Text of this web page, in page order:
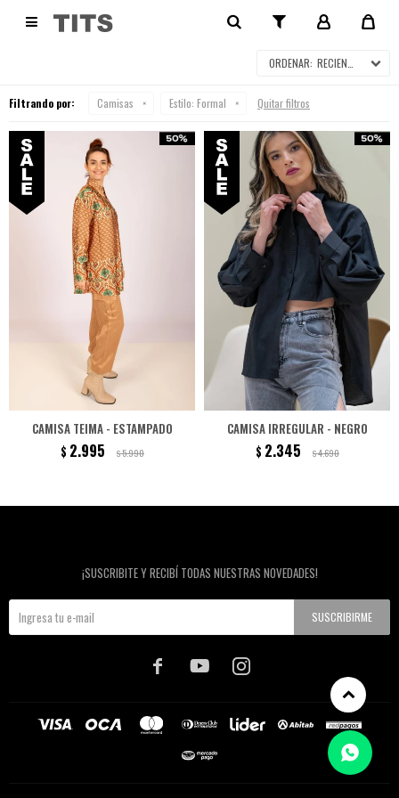
 CAMISAS EN SALE
RECIENTES
Filtrando por: Camisas Estilo: Formal Quitar filtros
CAMISA TEIMA - ESTAMPADO
$ 2.995 $5.990
CAMISA IRREGULAR - NEGRO
$ 2.345 $4.690
¡SUSCRIBITE Y RECIBÍ TODAS NUESTRAS NOVEDADES!
SUSCRIBIRME
  